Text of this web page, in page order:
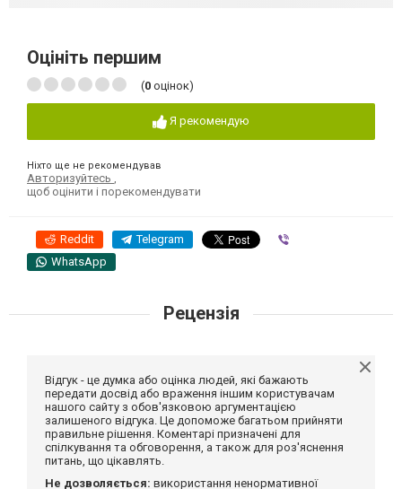
Оцініть першим
(0 оцінок)
Я рекомендую
Ніхто ще не рекомендував
Авторизуйтесь
щоб оцінити і порекомендувати
Reddit Telegram
WhatsApp
Рецензія
Відгук - це думка або оцінка людей, які бажають
передати досвід або враження іншим користувачам
нашого сайту з обов'язковою аргументацією
залишеного відгука. Це допоможе багатьом прийняти
правильне рішення. Коментарі призначені для
спілкування та обговорення, а також для роз'яснення
питань, що цікавлять.
Не дозволяється: використання ненормативної